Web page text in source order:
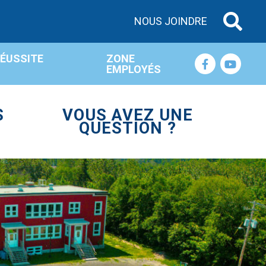
NOUS JOINDRE
ZONE
EMPLOYÉS
VOUS AVEZ UNE
QUESTION ?